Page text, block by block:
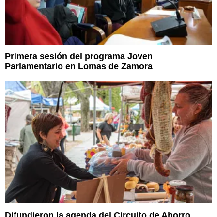
Primera sesión del programa Joven
Parlamentario en Lomas de Zamora
Difundieron la agenda del Circuito de Ahorro